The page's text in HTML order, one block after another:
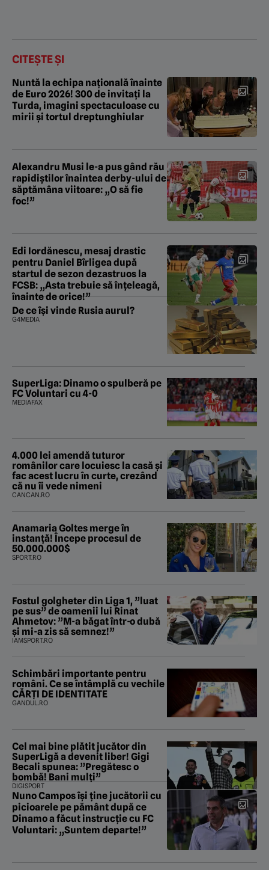
CITEȘTE ȘI
Nuntă la echipa națională înainte
de Euro 2026! 300 de invitați la
Turda, imagini spectaculoase cu
mirii și tortul dreptunghiular
Alexandru Musi le-a pus gând rău
rapidiștilor înaintea derby-ului de
săptămâna viitoare: „O să fie
foc!”
Edi Iordănescu, mesaj drastic
pentru Daniel Bîrligea după
startul de sezon dezastruos la
FCSB: „Asta trebuie să înțeleagă,
înainte de orice!”
De ce își vinde Rusia aurul?
G4MEDIA
SuperLiga: Dinamo o spulberă pe
FC Voluntari cu 4-0
MEDIAFAX
4.000 lei amendă tuturor
românilor care locuiesc la casă și
fac acest lucru în curte, crezând
că nu îi vede nimeni
CANCAN.RO
Anamaria Goltes merge în
instanță! Începe procesul de
50.000.000$
SPORT.RO
Fostul golgheter din Liga 1, ”luat
pe sus” de oamenii lui Rinat
Ahmetov: ”M-a băgat într-o dubă
și mi-a zis să semnez!”
IAMSPORT.RO
Schimbări importante pentru
români. Ce se întâmplă cu vechile
CĂRȚI DE IDENTITATE
GANDUL.RO
Cel mai bine plătit jucător din
SuperLigă a devenit liber! Gigi
Becali spunea: ”Pregătesc o
bombă! Bani mulți”
DIGISPORT
Nuno Campos își ține jucătorii cu
picioarele pe pământ după ce
Dinamo a făcut instrucție cu FC
Voluntari: „Suntem departe!”